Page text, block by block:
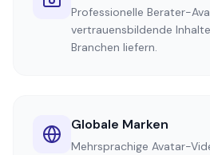
Professionelle Berater-
vertrauensbildende
Branchen liefern.
Globale Marken
Mehrsprachige Avatar-